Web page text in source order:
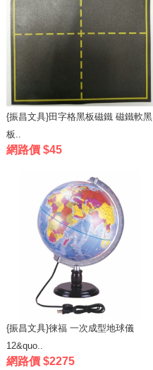
{振昌文具}田字格黑板磁鐵 磁鐵軟黑
板..
網路價 $45
{振昌文具}徠福 一次成型地球儀
12&quo..
網路價 $2275